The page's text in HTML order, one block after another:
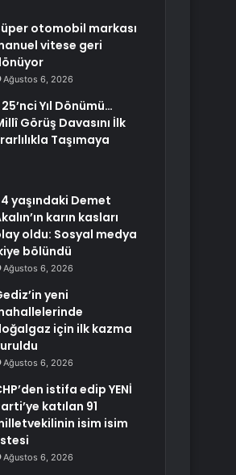
otomobil markası
vitese geri
Ağustos 6, 2026
Yıl Dönümü…
Görüş Davasını İlk
Taşımaya
yaşındaki Demet
karın kasları
oldu: Sosyal medya
bölündü
Ağustos 6, 2026
yeni
için ilk kazma
Ağustos 6, 2026
istifa edip YENİ
katılan 91
isim isim
Ağustos 6, 2026